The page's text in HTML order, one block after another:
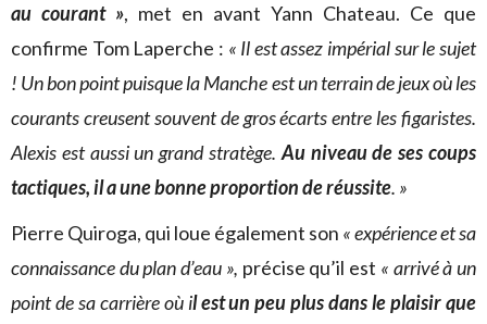
au courant », met en avant Yann Chateau. Ce que
confirme Tom Laperche : « Il est assez impérial sur le sujet
! Un bon point puisque la Manche est un terrain de jeux où les
courants creusent souvent de gros écarts entre les figaristes.
Alexis est aussi un grand stratège. Au niveau de ses coups
tactiques, il a une bonne proportion de réussite. »
Pierre Quiroga, qui loue également son « expérience et sa
connaissance du plan d’eau », précise qu’il est « arrivé à un
point de sa carrière où il est un peu plus dans le plaisir que